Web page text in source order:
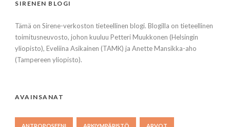
SIRENEN BLOGI
Tämä on Sirene-verkoston tieteellinen blogi. Blogilla on tieteellinen
toimitusneuvosto, johon kuuluu Petteri Muukkonen (Helsingin
yliopisto), Eveliina Asikainen (TAMK) ja Anette Mansikka-aho
(Tampereen yliopisto).
AVAINSANAT